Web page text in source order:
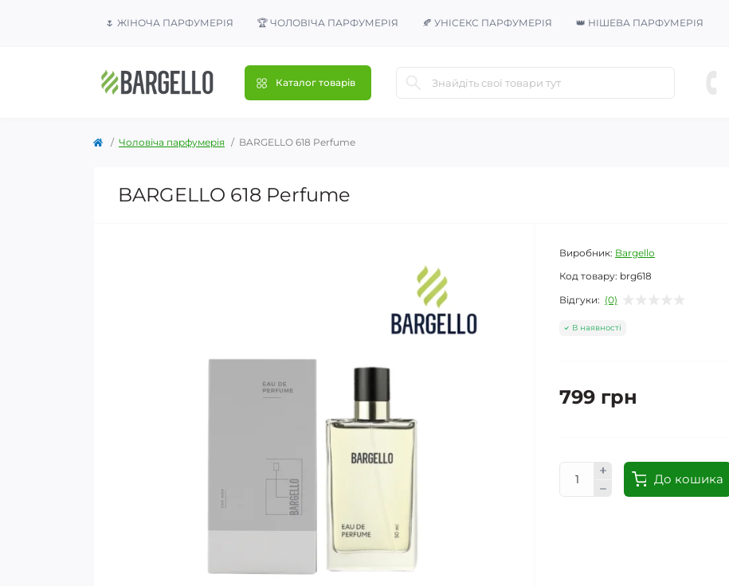
🌷 ЖІНОЧА ПАРФУМЕРІЯ 🏆 ЧОЛОВІЧА ПАРФУМЕРІЯ 🍂 УНІСЕКС ПАРФУМЕРІЯ 👑 НІШЕВА ПАРФУМЕРІЯ
Каталог товарів
Чоловіча парфумерія BARGELLO 618 Perfume
BARGELLO 618 Perfume
Виробник: Bargello
Код товару: brg618
Відгуки: (0)
В наявності
799 грн
До кошика